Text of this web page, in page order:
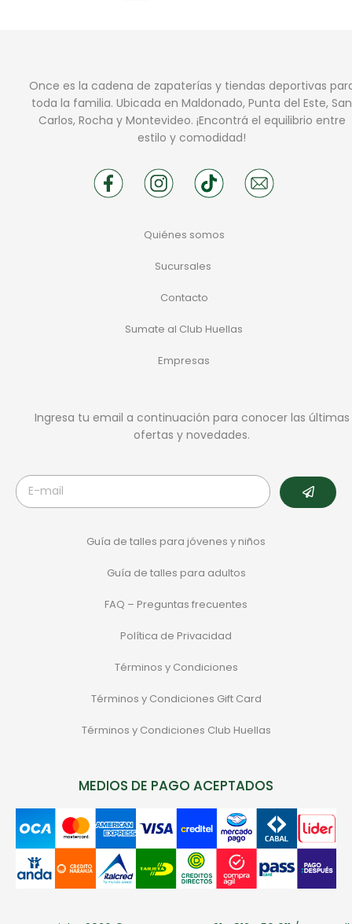
Once es la cadena de zapaterías y tiendas deportivas
toda la familia. Ubicada en Maldonado, Punta del Este, San
Carlos, Rocha y Montevideo. ¡Encontrá el equilibrio entre
estilo y comodidad!
Quiénes somos
Sucursales
Contacto
Sumate al Club Huellas
Empresas
Ingresa tu email a continuación para conocer las últimas
ofertas y novedades.
Guía de talles para jóvenes y niños
Guía de talles para adultos
FAQ – Preguntas frecuentes
Política de Privacidad
Términos y Condiciones
Términos y Condiciones Gift Card
Términos y Condiciones Club Huellas
MEDIOS DE PAGO ACEPTADOS